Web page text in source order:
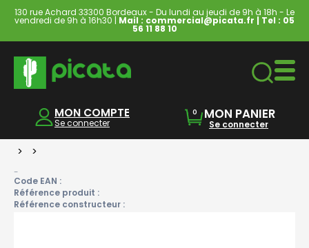
130 rue Achard 33300 Bordeaux - Du lundi au jeudi de 9h à 18h - Le
vendredi de 9h à 16h30 | Mail : commercial@picata.fr | Tel : 05
56 11 88 10
MON COMPTE
Se connecter
0 MON PANIER
Se connecter
> >
-
Code EAN :
Référence produit :
Référence constructeur :